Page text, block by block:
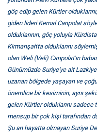
göç edip gelen Kürtler
giden lideri Kemal Canpolat
olduklarının, göç yoluyla
Kirmanşah'ta olduklarını
olan Weli (Veli) Canpolat'ın
Günümüzde Suriye'ye ait
uzanan bölgede yaşayan ve
önemlice bir kesiminin, aynı
gelen Kürtler olduklarını
mensup bir çok kişi tarafından
Şu an hayatta olmayan Suriye